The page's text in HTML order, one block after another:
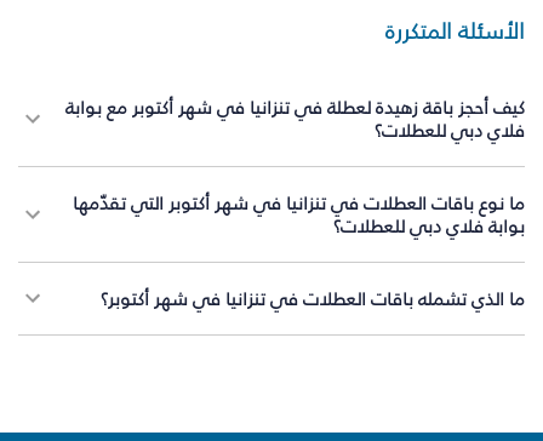
الأسئلة المتكررة
كيف أحجز باقة زهيدة لعطلة في تنزانيا في شهر أكتوبر مع بوابة
فلاي دبي للعطلات؟
ما نوع باقات العطلات في تنزانيا في شهر أكتوبر التي تقدّمها
بوابة فلاي دبي للعطلات؟
ما الذي تشمله باقات العطلات في تنزانيا في شهر أكتوبر؟